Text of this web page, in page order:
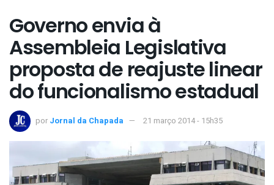
Governo envia à
Assembleia Legislativa
proposta de reajuste linear
do funcionalismo estadual
por Jornal da Chapada 21 março 2014 - 15h35